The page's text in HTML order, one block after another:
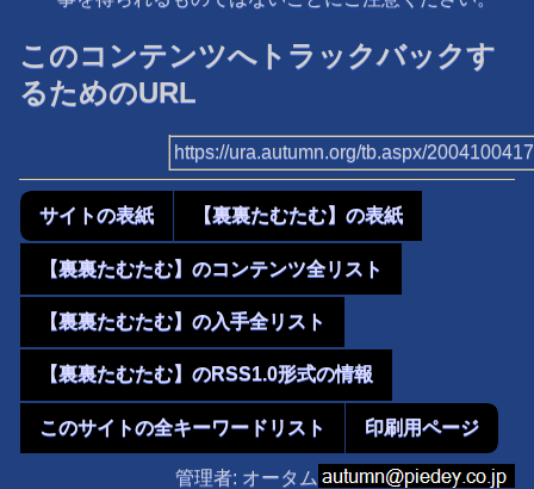
このコンテンツへトラックバックす
るためのURL
https://ura.autumn.org/tb.aspx/
サイトの表紙 【裏裏たむたむ】の表紙
【裏裏たむたむ】のコンテンツ全リスト
【裏裏たむたむ】の入手全リスト
【裏裏たむたむ】のRSS1.0形式の情報
このサイトの全キーワードリスト 印刷用ページ
管理者: オータム